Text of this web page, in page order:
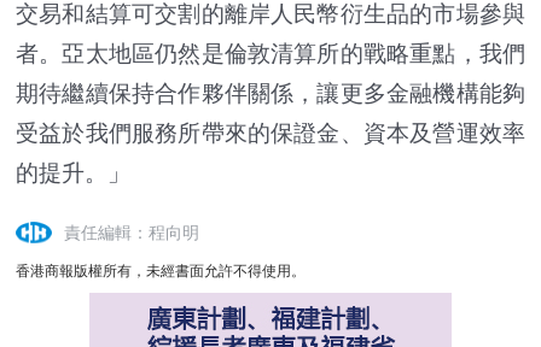
交易和結算可交割的離岸人民幣衍生品的市場參與
者。亞太地區仍然是倫敦清算所的戰略重點，我們
期待繼續保持合作夥伴關係，讓更多金融機構能夠
受益於我們服務所帶來的保證金、資本及營運效率
的提升。」
責任編輯：程向明
香港商報版權所有，未經書面允許不得使用。